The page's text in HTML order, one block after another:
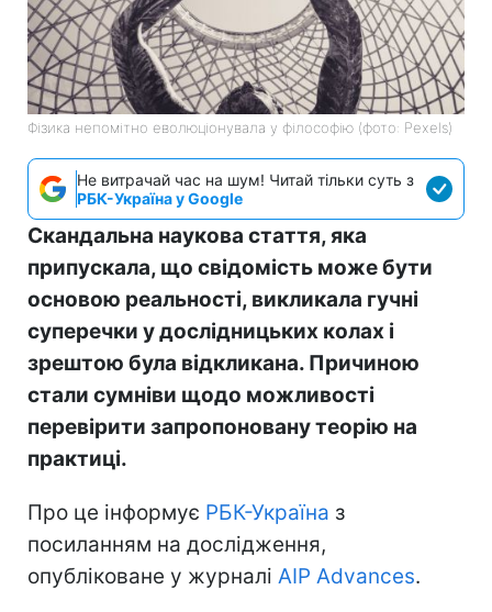
Фізика непомітно еволюціонувала у філософію (фото: Pexels)
Не витрачай час на шум! Читай тільки суть з
РБК-Україна у Google
Скандальна наукова стаття, яка
припускала, що свідомість може бути
основою реальності, викликала гучні
суперечки у дослідницьких колах і
зрештою була відкликана. Причиною
стали сумніви щодо можливості
перевірити запропоновану теорію на
практиці.
Про це інформує РБК-Україна з
посиланням на дослідження,
опубліковане у журналі AIP Advances.